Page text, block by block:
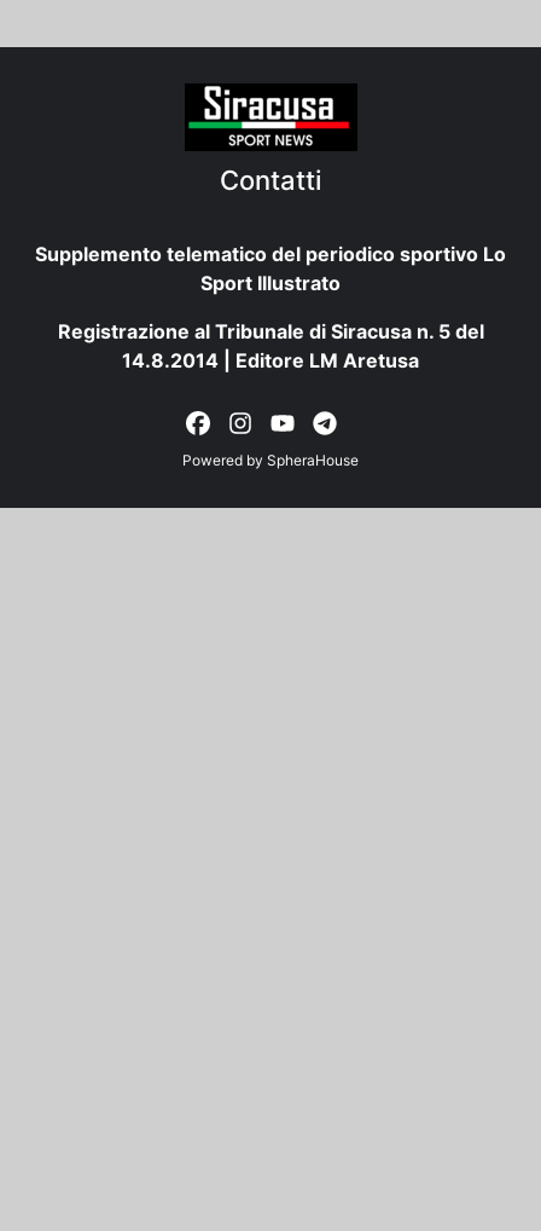
Contatti
Supplemento telematico del periodico sportivo Lo
Sport Illustrato
Registrazione al Tribunale di Siracusa n. 5 del
14.8.2014 | Editore LM Aretusa
Powered by SpheraHouse